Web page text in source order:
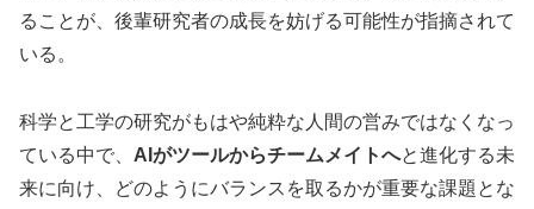
ることが、後輩研究者の成長を妨げる可能性が指摘されて
いる。
科学と工学の研究がもはや純粋な人間の営みではなくなっ
ている中で、 AIがツールからチームメイトへと進化する未
来に向け、どのようにバランスを取るかが重要な課題とな